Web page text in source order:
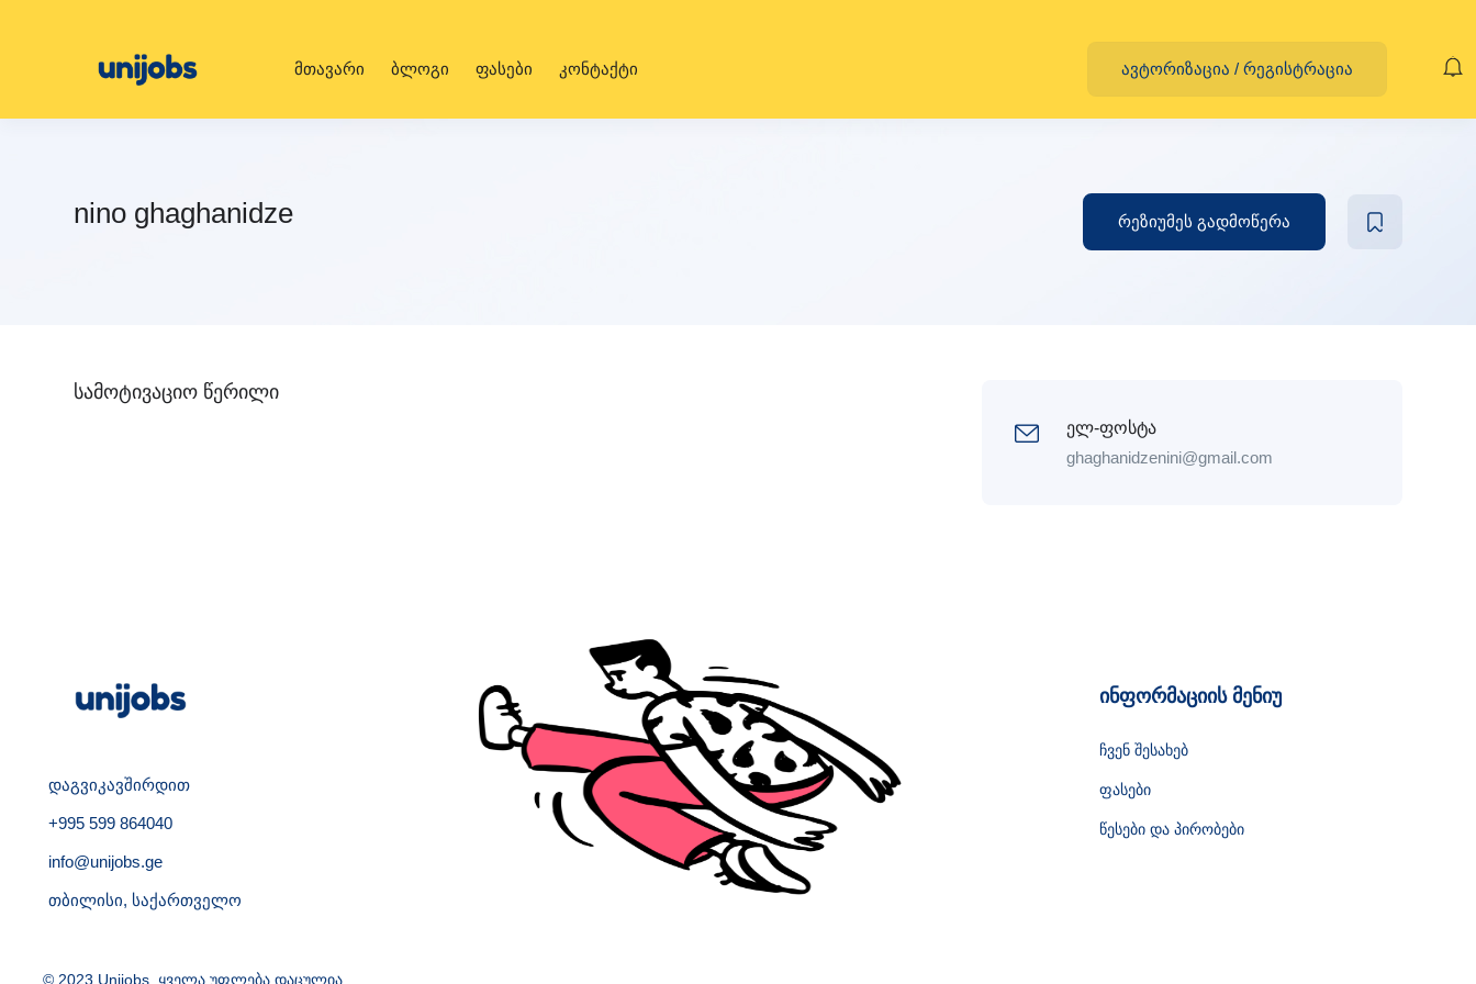
მთავარი ბლოგი ფასები კონტაქტი ავტორიზაცია / რეგისტრაცია
nino ghaghanidze რეზიუმეს გადმოწერა
სამოტივაციო წერილი
ელ-ფოსტა
ghaghanidzenini@gmail.com
დაგვიკავშირდით
+995 599 864040
info@unijobs.ge
თბილისი, საქართველო
ინფორმაციის მენიუ
ჩვენ შესახებ
ფასები
წესები და პირობები
© 2023 Unijobs. ყველა უფლება დაცულია.